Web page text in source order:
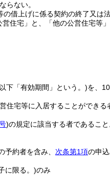
らない。
の借上げに係る契約の終了又は
住宅」と、「他の公営住宅等
下「有効期間」という。)を、
宅等に入居することができる
)の規定に該当する者であること
約者を含み、 次条第1項の申
に限る。)のみ